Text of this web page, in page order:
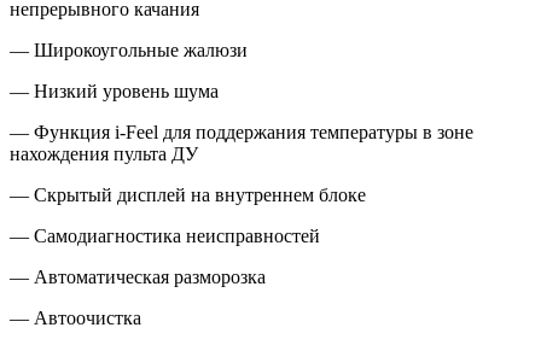
непрерывного качания
— Широкоугольные жалюзи
— Низкий уровень шума
— Функция i-Feel для поддержания температуры в зоне
нахождения пульта ДУ
— Скрытый дисплей на внутреннем блоке
— Самодиагностика неисправностей
— Автоматическая разморозка
— Автоочистка